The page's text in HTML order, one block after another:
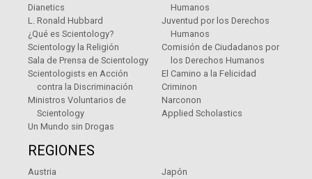
Dianetics
L. Ronald Hubbard
¿Qué es Scientology?
Scientology la Religión
Sala de Prensa de Scientology
Scientologists en Acción
contra la Discriminación
Ministros Voluntarios de
Scientology
Un Mundo sin Drogas
Humanos
Juventud por los Derechos
Humanos
Comisión de Ciudadanos por
los Derechos Humanos
El Camino a la Felicidad
Criminon
Narconon
Applied Scholastics
REGIONES
Austria
Japón